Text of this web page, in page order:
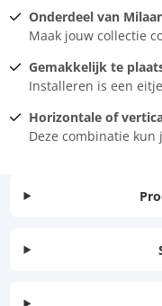
Onderdeel van
Maak jouw collectie
Gemakkelijk te
Installeren is een eitje
Horizontale of
Deze combinatie